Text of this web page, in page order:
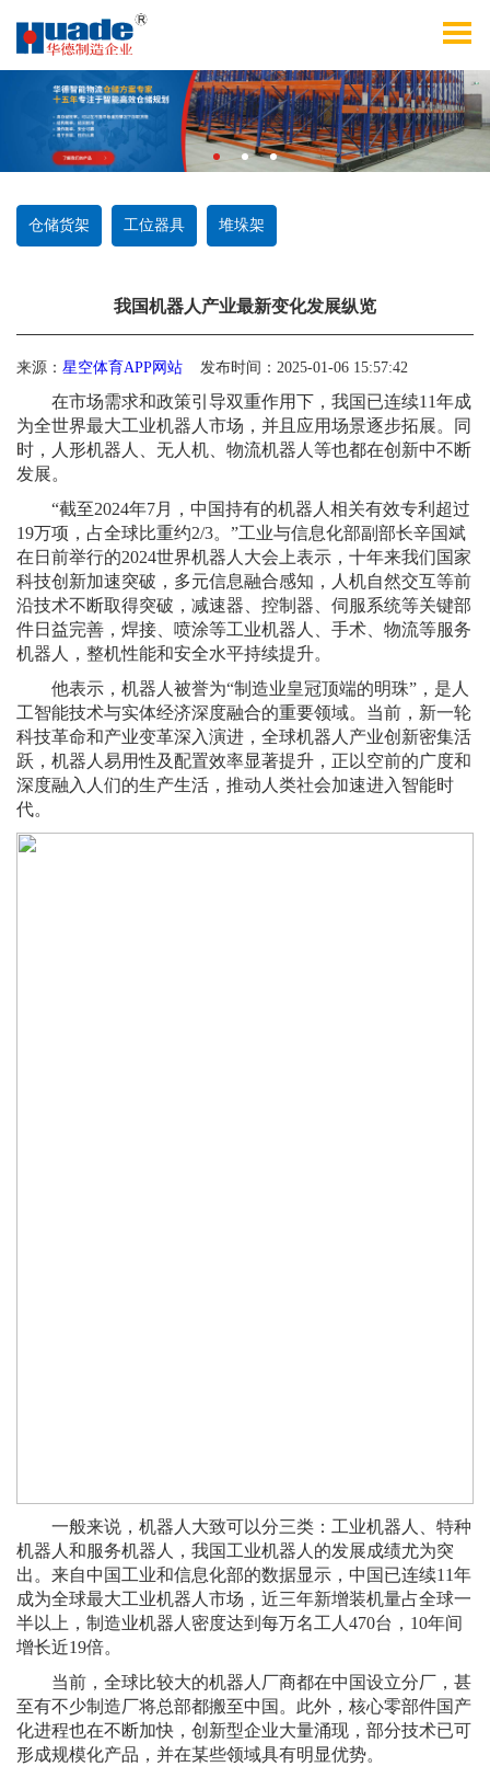
仓储货架 工位器具 堆垛架
我国机器人产业最新变化发展纵览
来源： 星空体育APP网站 发布时间：2025-01-06 15:57:42
在市场需求和政策引导双重作用下，我国已连续11年成
为全世界最大工业机器人市场，并且应用场景逐步拓展。同
时，人形机器人、无人机、物流机器人等也都在创新中不断
发展。
“截至2024年7月，中国持有的机器人相关有效专利超过
19万项，占全球比重约2/3。”工业与信息化部副部长辛国斌
在日前举行的2024世界机器人大会上表示，十年来我们国家
科技创新加速突破，多元信息融合感知，人机自然交互等前
沿技术不断取得突破，减速器、控制器、伺服系统等关键部
件日益完善，焊接、喷涂等工业机器人、手术、物流等服务
机器人，整机性能和安全水平持续提升。
他表示，机器人被誉为“制造业皇冠顶端的明珠”，是人
工智能技术与实体经济深度融合的重要领域。当前，新一轮
科技革命和产业变革深入演进，全球机器人产业创新密集活
跃，机器人易用性及配置效率显著提升，正以空前的广度和
深度融入人们的生产生活，推动人类社会加速进入智能时
代。
一般来说，机器人大致可以分三类：工业机器人、特种
机器人和服务机器人，我国工业机器人的发展成绩尤为突
出。来自中国工业和信息化部的数据显示，中国已连续11年
成为全球最大工业机器人市场，近三年新增装机量占全球一
半以上，制造业机器人密度达到每万名工人470台，10年间
增长近19倍。
当前，全球比较大的机器人厂商都在中国设立分厂，甚
至有不少制造厂将总部都搬至中国。此外，核心零部件国产
化进程也在不断加快，创新型企业大量涌现，部分技术已可
形成规模化产品，并在某些领域具有明显优势。